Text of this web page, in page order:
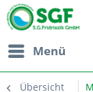
Menü
Übersicht